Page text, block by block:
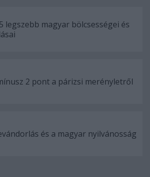
legszebb magyar bölcsességei és
2 pont a párizsi merényletről
és a magyar nyilvánosság